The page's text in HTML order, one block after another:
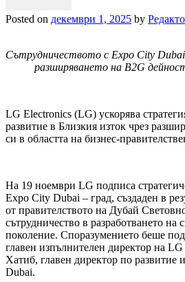
Posted on декември 1, 2025 by
Сътрудничеството с Expo City
разширяването на B2G
LG Electronics (LG) ускорява
развитие в Близкия изток чрез
си в областта на бизнес-
На 19 ноември LG подписа
Expo City Dubai – град, създаден в
от правителството на Дубай
сътрудничество в разработването на
поколение. Споразумението беше
главен изпълнителен директор на
Хатиб, главен директор по развитие
Dubai.